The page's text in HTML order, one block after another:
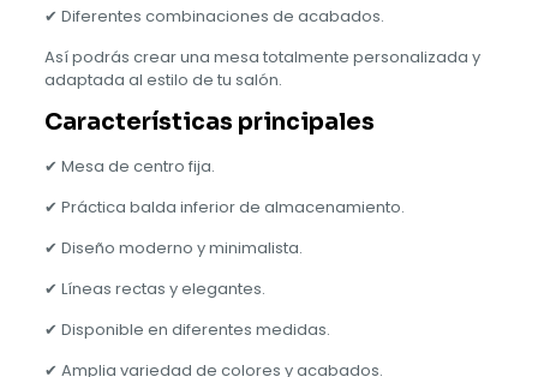
✔ Diferentes combinaciones de acabados.
Así podrás crear una mesa totalmente personalizada y
adaptada al estilo de tu salón.
Características principales
✔ Mesa de centro fija.
✔ Práctica balda inferior de almacenamiento.
✔ Diseño moderno y minimalista.
✔ Líneas rectas y elegantes.
✔ Disponible en diferentes medidas.
✔ Amplia variedad de colores y acabados.